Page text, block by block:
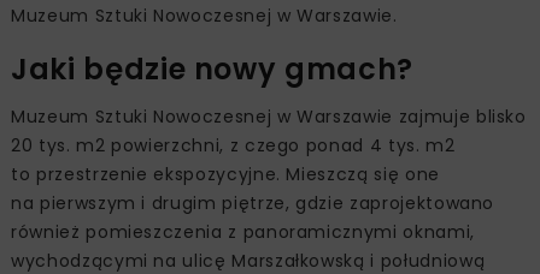
Muzeum Sztuki Nowoczesnej w Warszawie.
Jaki będzie nowy gmach?
Muzeum Sztuki Nowoczesnej w Warszawie zajmuje blisko
20 tys. m2 powierzchni, z czego ponad 4 tys. m2
to przestrzenie ekspozycyjne. Mieszczą się one
na pierwszym i drugim piętrze, gdzie zaprojektowano
również pomieszczenia z panoramicznymi oknami,
wychodzącymi na ulicę Marszałkowską i południową